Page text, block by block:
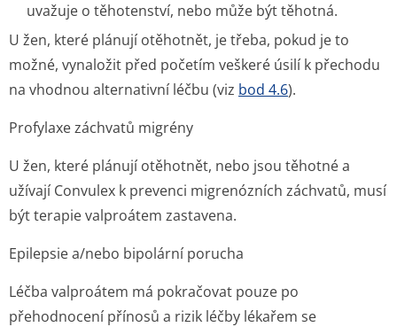
uvažuje o těhotenství, nebo může být těhotná.
U žen, které plánují otěhotnět, je třeba, pokud je to
možné, vynaložit před početím veškeré úsilí k přechodu
na vhodnou alternativní léčbu (viz bod 4.6).
Profylaxe záchvatů migrény
U žen, které plánují otěhotnět, nebo jsou těhotné a
užívají Convulex k prevenci migrenózních záchvatů, musí
být terapie valproátem zastavena.
Epilepsie a/nebo bipolární porucha
Léčba valproátem má pokračovat pouze po
přehodnocení přínosů a rizik léčby lékařem se